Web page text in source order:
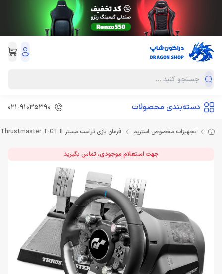
دسته‌بندی محصولات 021-91035390
تجهیزات مخصوص استریم فرمان بازی تراست مستر Thrustmaster T-GT II
جهت استعلام موجودی، تماس بگیرید